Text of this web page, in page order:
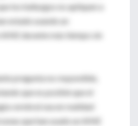
los hallazgos no apliquen a
estado usando un
durante más tiempo sin
pregunta no respondida,
que es posible que el
cerebral sea en realidad
que han usado un AINE